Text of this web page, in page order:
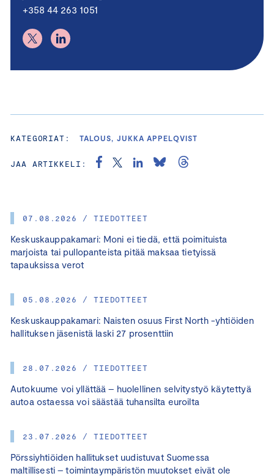
07.08.2026 / TIEDOTTEET
Keskuskauppakamari: Moni ei tiedä, että poimituista
marjoista tai pullopanteista pitää maksaa tietyissä
tapauksissa verot
05.08.2026 / TIEDOTTEET
Keskuskauppakamari: Naisten osuus First North -yhtiöiden
hallituksen jäsenistä laski 27 prosenttiin
28.07.2026 / TIEDOTTEET
Autokuume voi yllättää – huolellinen selvitystyö käytettyä
autoa ostaessa voi säästää tuhansilta euroilta
23.07.2026 / TIEDOTTEET
Pörssiyhtiöiden hallitukset uudistuvat Suomessa
maltillisesti – toimintaympäristön muutokset eivät ole
+358 44 263 1051
KATEGORIAT: TALOUS, JUKKA APPELQVIST
JAA ARTIKKELI: